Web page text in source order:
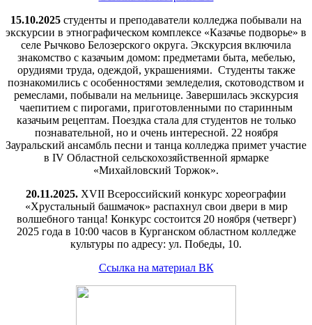
15.10.2025 студенты и преподаватели колледжа побывали на
экскурсии в этнографическом комплексе «Казачье подворье» в
селе Рычково Белозерского округа. Экскурсия включила
знакомство с казачьим домом: предметами быта, мебелью,
орудиями труда, одеждой, украшениями. Студенты также
познакомились с особенностями земледелия, скотоводством и
ремеслами, побывали на мельнице. Завершилась экскурсия
чаепитием с пирогами, приготовленными по старинным
казачьим рецептам. Поездка стала для студентов не только
познавательной, но и очень интересной. 22 ноября
Зауральский ансамбль песни и танца колледжа примет участие
в IV Областной сельскохозяйственной ярмарке
«Михайловский Торжок».
20.11.2025. XVII Всероссийский конкурс хореографии
«Хрустальный башмачок» распахнул свои двери в мир
волшебного танца! Конкурс состоится 20 ноября (четверг)
2025 года в 10:00 часов в Курганском областном колледже
культуры по адресу: ул. Победы, 10.
Ссылка на материал ВК